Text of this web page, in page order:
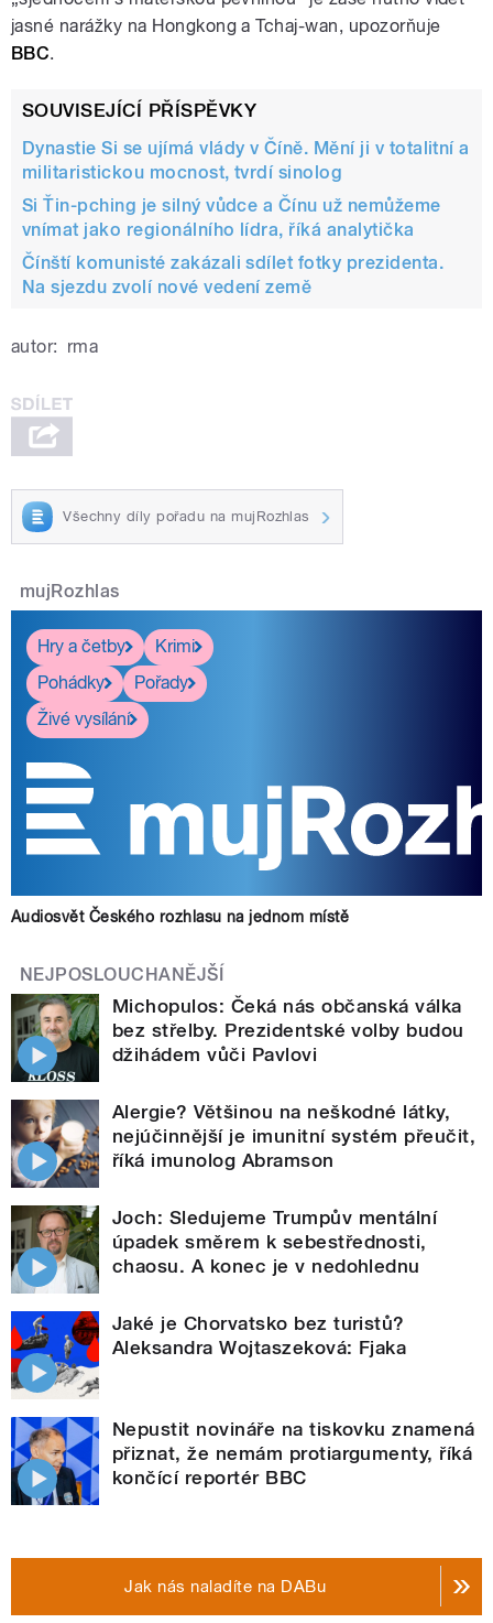
jasné narážky na Hongkong a Tchaj-wan, upozorňuje
BBC.
SOUVISEJÍCÍ PŘÍSPĚVKY
Dynastie Si se ujímá vlády v Číně. Mění ji v totalitní a
militaristickou mocnost, tvrdí sinolog
Si Ťin-pching je silný vůdce a Čínu už nemůžeme
vnímat jako regionálního lídra, říká analytička
Čínští komunisté zakázali sdílet fotky prezidenta.
Na sjezdu zvolí nové vedení země
autor: rma
Všechny díly pořadu na mujRozhlas
mujRozhlas
Hry a četby
Krimi
Pohádky
Pořady
Živé vysílání
Audiosvět Českého rozhlasu na jednom místě
NEJPOSLOUCHANĚJŠÍ
Michopulos: Čeká nás občanská válka
bez střelby. Prezidentské volby budou
džihádem vůči Pavlovi
Alergie? Většinou na neškodné látky,
nejúčinnější je imunitní systém přeučit,
říká imunolog Abramson
Joch: Sledujeme Trumpův mentální
úpadek směrem k sebestřednosti,
chaosu. A konec je v nedohlednu
Jaké je Chorvatsko bez turistů?
Aleksandra Wojtaszeková: Fjaka
Nepustit novináře na tiskovku znamená
přiznat, že nemám protiargumenty, říká
končící reportér BBC
Jak nás naladíte na DABu